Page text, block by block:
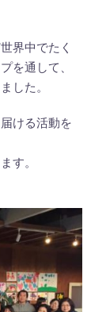
界中でたく
を通して、
した。
ける活動を
す。